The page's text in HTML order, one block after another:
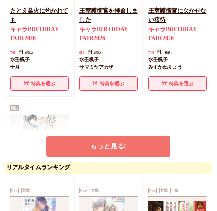
たとえ業火に灼かれて
も
キャラBIRTHDAY
FAIR2026
748 円 （税込）
水壬楓子
十月
特典を選ぶ
王室護衛官を拝命しま
した
キャラBIRTHDAY
FAIR2026
682 円 （税込）
水壬楓子
サマミヤアカザ
特典を選ぶ
王室護衛官に欠かせな
い接待
キャラBIRTHDAY
FAIR2026
715 円 （税込）
水壬楓子
みずかねりょう
特典を選ぶ
文庫
寵姫です（単品）
コミコミ特典イラスト
カード
もっと見る!
リアルタイムランキング
New 文庫 New 文庫 New 文庫 一般